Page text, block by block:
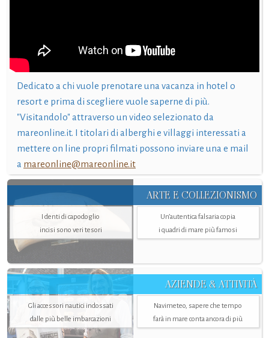
Dedicato a chi vuole prenotare una vacanza in hotel o
resort e prima di scegliere vuole saperne di più.
"Visitandolo" attraverso un video selezionato da
mareonline.it. I titolari di alberghi e villaggi interessati a
mettere on line propri filmati possono inviare una e mail
a mareonline@mareonline.it
ARTE E COLLEZIONISMO
I denti di capodoglio
incisi sono veri tesori
Un’autentica falsaria copia
i quadri di mare più famosi
AZIENDE & ATTIVITÀ
Gli accessori nautici indossati
dalle più belle imbarcazioni
Navimeteo, sapere che tempo
farà in mare conta ancora di più